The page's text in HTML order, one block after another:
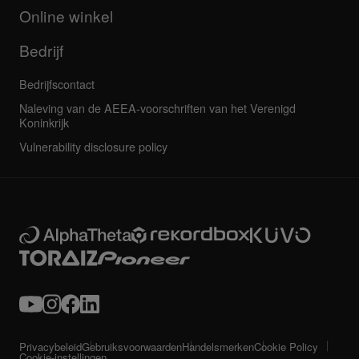
Service, reparatie, garantie
Al het nieuws
Online winkel
Bedrijf
Bedrijfscontact
Naleving van de AEEA-voorschriften van het Verenigd
Koninkrijk
Vulnerability disclosure policy
PrivacybeleidGebruiksvoorwaardenHandelsmerkenCookie Policy